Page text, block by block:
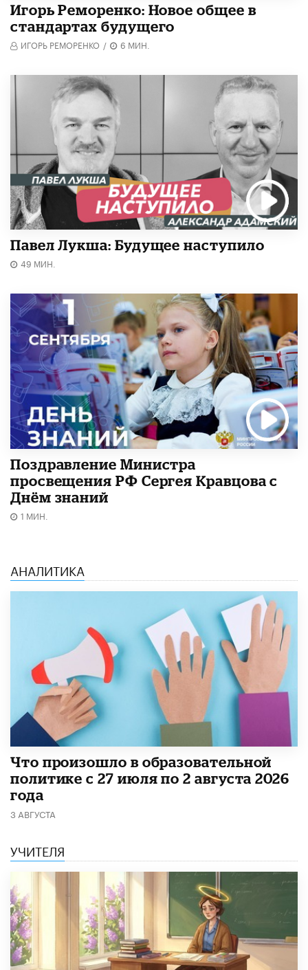
Игорь Реморенко: Новое общее в
стандартах будущего
ИГОРЬ РЕМОРЕНКО / 6 МИН.
Павел Лукша: Будущее наступило
49 МИН.
Поздравление Министра
просвещения РФ Сергея Кравцова с
Днём знаний
1 МИН.
АНАЛИТИКА
​Что произошло в образовательной
политике с 27 июля по 2 августа 2026
года
3 АВГУСТА
УЧИТЕЛЯ